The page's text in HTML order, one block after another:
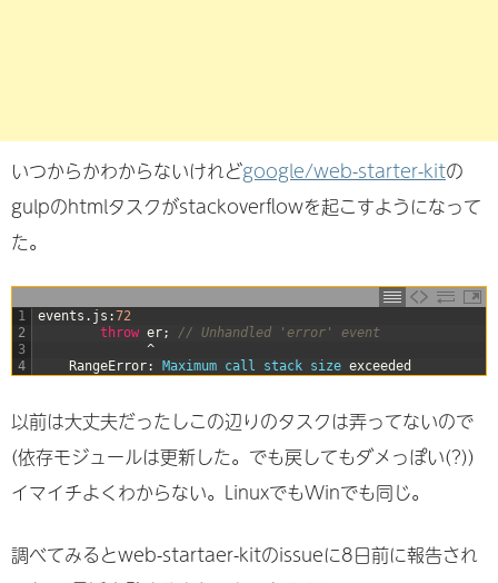
いつからかわからないけれどgoogle/web-starter-kitの
gulpのhtmlタスクがstackoverflowを起こすようになって
た。
1
2
3
4
events . js :72
throw er;
// Unhandled 'error' event
^
RangeError: Maximum call stack size exceeded
以前は大丈夫だったしこの辺りのタスクは弄ってないので
(依存モジュールは更新した。でも戻してもダメっぽい(?))
イマイチよくわからない。LinuxでもWinでも同じ。
調べてみるとweb-startaer-kitのissueに8日前に報告され